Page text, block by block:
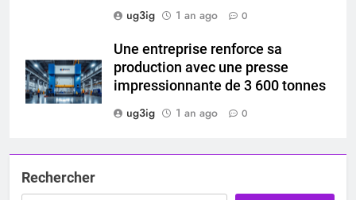
ug3ig
1 an ago 0
Une entreprise renforce sa
production avec une presse
impressionnante de 3 600 tonnes
ug3ig
1 an ago 0
Rechercher